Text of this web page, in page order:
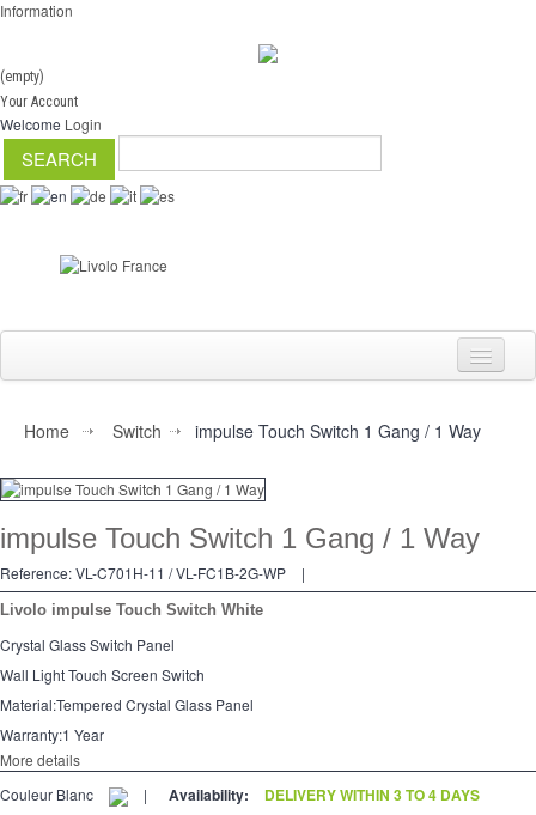
Information
(empty)
Your Account
Welcome Login
Switch
Dimmer
2 Ways
Accessories
Pièces
Media
Home Switch impulse Touch Switch 1 Gang / 1 Way
impulse Touch Switch 1 Gang / 1 Way
Reference:VL-C701H-11 / VL-FC1B-2G-WP |
Livolo impulse Touch Switch White
Crystal Glass Switch Panel
Wall Light Touch Screen Switch
Material:Tempered Crystal Glass Panel
Warranty:1 Year
More details
Couleur Blanc
| Availability: DELIVERY WITHIN 3 TO 4 DAYS